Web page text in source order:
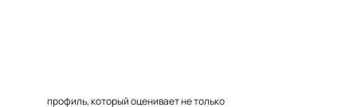
профиль, который оценивает не только